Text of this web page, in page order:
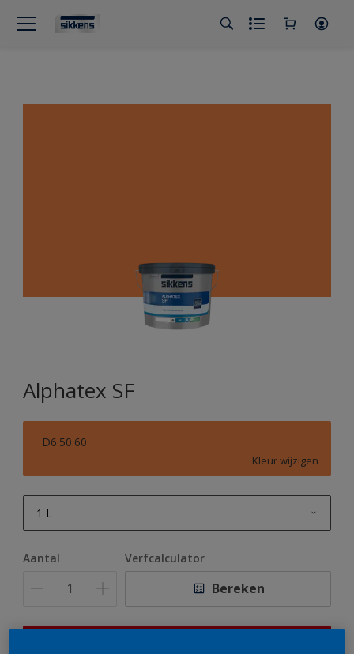
Alphatex SF
D6.50.60
Kleur wijzigen
1 L
10 L
Aantal Verfcalculator
Bereken